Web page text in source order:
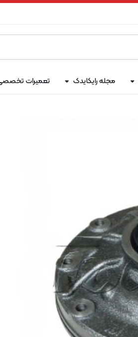
مجله رایکایدک تعمیرات